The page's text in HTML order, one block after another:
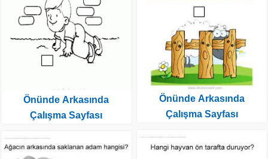
Önünde Arkasında
Çalışma Sayfası
Önünde Arkasında
Çalışma Sayfası